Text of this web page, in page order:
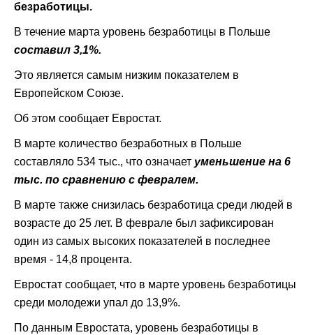
безработицы.
В течение марта уровень безработицы в Польше
составил 3,1%.
Это является самым низким показателем в
Европейском Союзе.
Об этом сообщает Евростат.
В марте количество безработных в Польше
составляло 534 тыс., что означает уменьшение на 6
тыс. по сравнению с февралем.
В марте также снизилась безработица среди людей в
возрасте до 25 лет. В феврале был зафиксирован
один из самых высоких показателей в последнее
время - 14,8 процента.
Евростат сообщает, что в марте уровень безработицы
среди молодежи упал до 13,9%.
По данным Евростата, уровень безработицы в